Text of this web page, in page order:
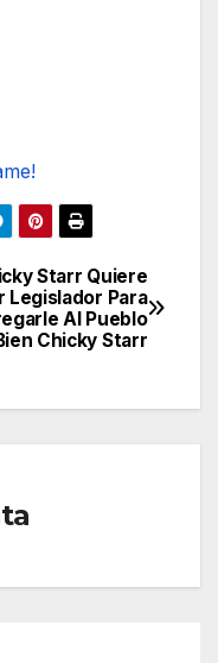
Starr Quiere
Legislador Para
Al Pueblo
Chicky Starr